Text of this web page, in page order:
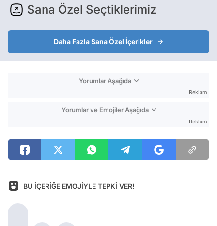
Sana Özel Seçtiklerimiz
Daha Fazla Sana Özel İçerikler
Yorumlar Aşağıda
Reklam
Yorumlar ve Emojiler Aşağıda
Reklam
BU İÇERİĞE EMOJİYLE TEPKİ VER!